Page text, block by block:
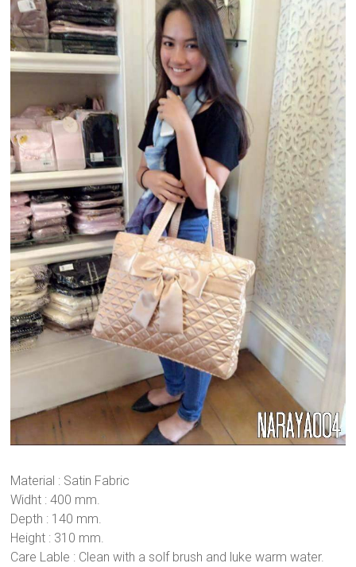
Material : Satin Fabric
Widht : 400 mm.
Depth : 140 mm.
Height : 310 mm.
Care Lable : Clean with a solf brush and luke warm water.